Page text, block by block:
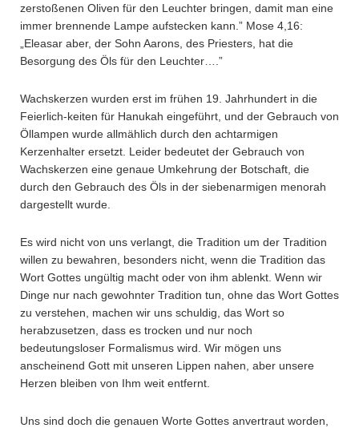
zerstoßenen Oliven für den Leuchter bringen, damit man eine
immer brennende Lampe aufstecken kann.” Mose 4,16:
„Eleasar aber, der Sohn Aarons, des Priesters, hat die
Besorgung des Öls für den Leuchter….”
Wachskerzen wurden erst im frühen 19. Jahrhundert in die
Feierlich-keiten für Hanukah eingeführt, und der Gebrauch von
Öllampen wurde allmählich durch den achtarmigen
Kerzenhalter ersetzt. Leider bedeutet der Gebrauch von
Wachskerzen eine genaue Umkehrung der Botschaft, die
durch den Gebrauch des Öls in der siebenarmigen menorah
dargestellt wurde.
Es wird nicht von uns verlangt, die Tradition um der Tradition
willen zu bewahren, besonders nicht, wenn die Tradition das
Wort Gottes ungültig macht oder von ihm ablenkt. Wenn wir
Dinge nur nach gewohnter Tradition tun, ohne das Wort Gottes
zu verstehen, machen wir uns schuldig, das Wort so
herabzusetzen, dass es trocken und nur noch
bedeutungsloser Formalismus wird. Wir mögen uns
anscheinend Gott mit unseren Lippen nahen, aber unsere
Herzen bleiben von Ihm weit entfernt.
Uns sind doch die genauen Worte Gottes anvertraut worden,